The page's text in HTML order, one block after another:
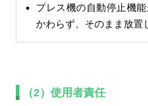
プレス機の自動停止機
かわらず、そのまま放置
（2）使用者責任